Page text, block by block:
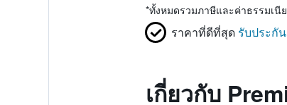
*ทั้งหมดรวมภาษีและค่าธรรมเนี
ราคาที่ดีที่สุด รับประกัน
เกี่ยวกับ